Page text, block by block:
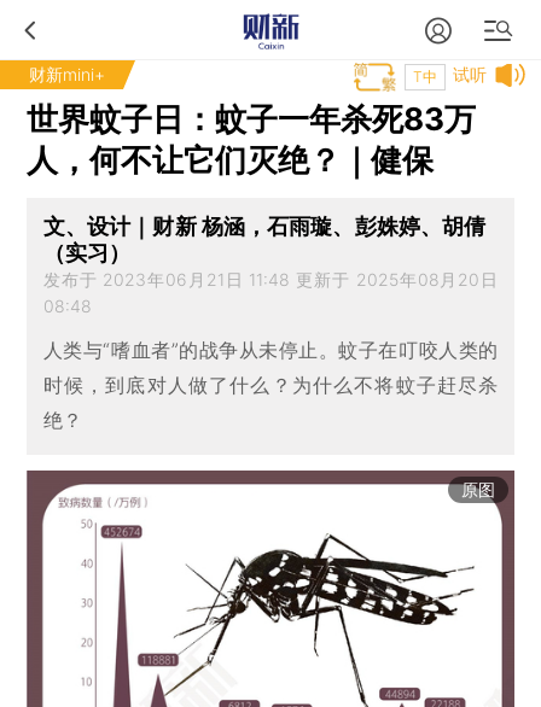
财新mini+ 试听
T中
世界蚊子日：蚊子一年杀死83万
人，何不让它们灭绝？｜健保
文、设计｜财新 杨涵，石雨璇、彭姝婷、胡倩
（实习）
发布于 2023年06月21日 11:48 更新于 2025年08月20日
08:48
人类与“嗜血者”的战争从未停止。蚊子在叮咬人类的
时候，到底对人做了什么？为什么不将蚊子赶尽杀
绝？
原图